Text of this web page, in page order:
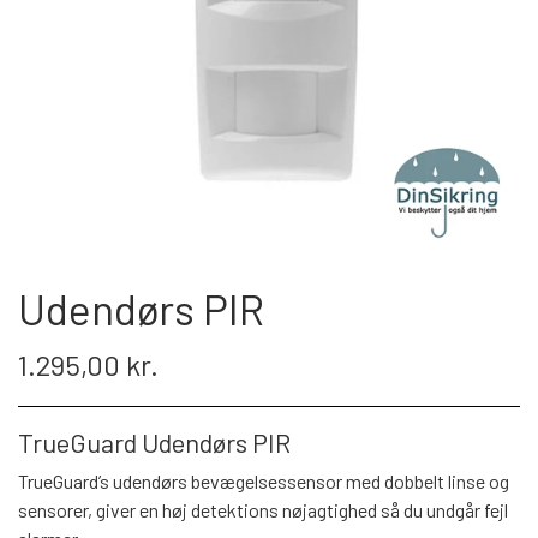
TILBEHØR TIL VIDEOOVERVÅGNING
KAMERA TIL NAS & SERVER
INSTALLATION
KONTAKT OS
Udendørs PIR
1.295,00 kr.
TrueGuard Udendørs PIR
TrueGuard’s udendørs bevægelsessensor med dobbelt linse og
sensorer, giver en høj detektions nøjagtighed så du undgår fejl